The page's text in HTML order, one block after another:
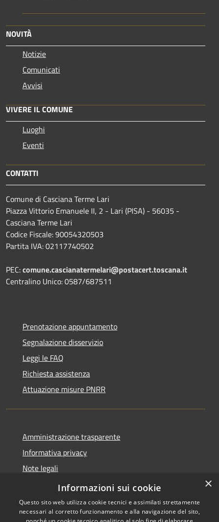
NOVITÀ
Notizie
Comunicati
Avvisi
VIVERE IL COMUNE
Luoghi
Eventi
CONTATTI
Comune di Casciana Terme Lari
Piazza Vittorio Emanuele II, 2 - Lari (PISA) - 56035 -
Casciana Terme Lari
Codice Fiscale: 90054320503
Partita IVA: 02117740502
PEC:comune.cascianatermelari@postacert.toscana.it
Centralino Unico: 0587/687511
Prenotazione appuntamento
Segnalazione disservizio
Leggi le FAQ
Richiesta assistenza
Attuazione misure PNRR
Amministrazione trasparente
Informativa privacy
Note legali
Dichiarazione di accessibilità
×
Informazioni sui cookie
Questo sito web utilizza cookie tecnici e assimilati strettamente
necessari al corretto funzionamento e alla navigazione del sito,